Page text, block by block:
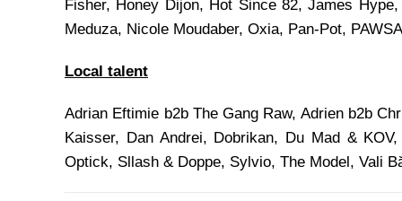
Fisher, Honey Dijon, Hot Since 82, James
Meduza, Nicole Moudaber, Oxia, Pan-Pot,
Local talent
Adrian Eftimie b2b The Gang Raw, Adrien b2b
Kaisser, Dan Andrei, Dobrikan, Du Mad &
Optick, Sllash & Doppe, Sylvio, The Model, Vali